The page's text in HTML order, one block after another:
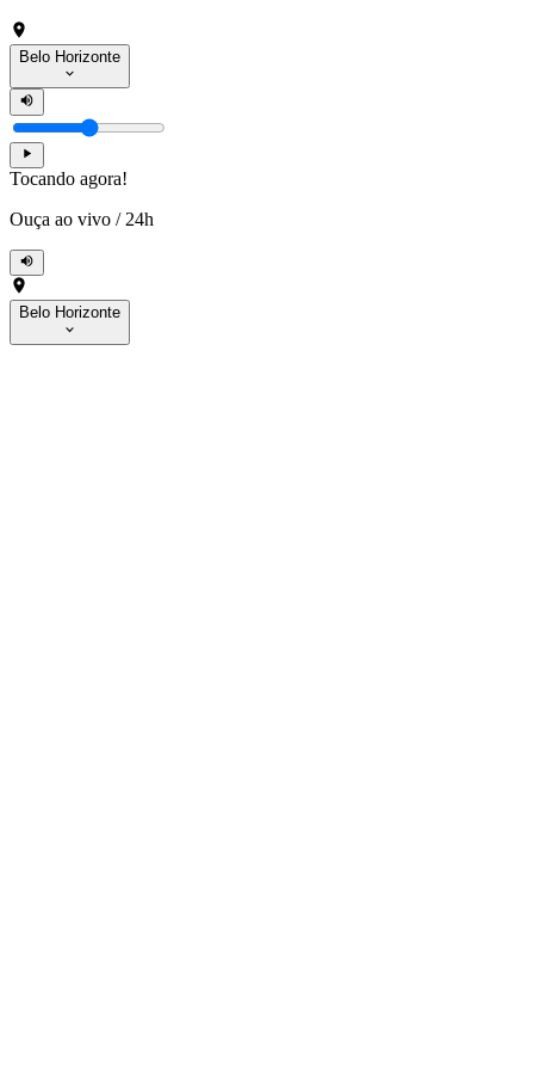
Belo Horizonte
Tocando agora!
Ouça ao vivo / 24h
Belo Horizonte